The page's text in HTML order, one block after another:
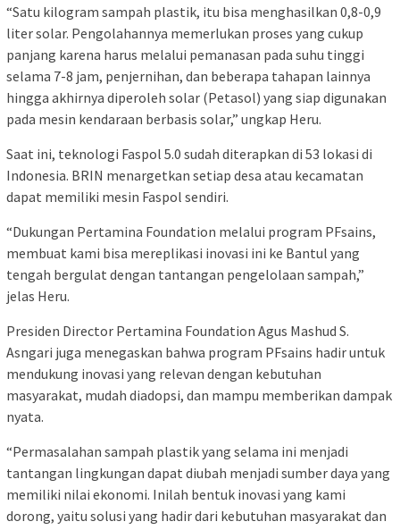
“Satu kilogram sampah plastik, itu bisa menghasilkan 0,8-0,9
liter solar. Pengolahannya memerlukan proses yang cukup
panjang karena harus melalui pemanasan pada suhu tinggi
selama 7-8 jam, penjernihan, dan beberapa tahapan lainnya
hingga akhirnya diperoleh solar (Petasol) yang siap digunakan
pada mesin kendaraan berbasis solar,” ungkap Heru.
Saat ini, teknologi Faspol 5.0 sudah diterapkan di 53 lokasi di
Indonesia. BRIN menargetkan setiap desa atau kecamatan
dapat memiliki mesin Faspol sendiri.
“Dukungan Pertamina Foundation melalui program PFsains,
membuat kami bisa mereplikasi inovasi ini ke Bantul yang
tengah bergulat dengan tantangan pengelolaan sampah,”
jelas Heru.
Presiden Director Pertamina Foundation Agus Mashud S.
Asngari juga menegaskan bahwa program PFsains hadir untuk
mendukung inovasi yang relevan dengan kebutuhan
masyarakat, mudah diadopsi, dan mampu memberikan dampak
nyata.
“Permasalahan sampah plastik yang selama ini menjadi
tantangan lingkungan dapat diubah menjadi sumber daya yang
memiliki nilai ekonomi. Inilah bentuk inovasi yang kami
dorong, yaitu solusi yang hadir dari kebutuhan masyarakat dan